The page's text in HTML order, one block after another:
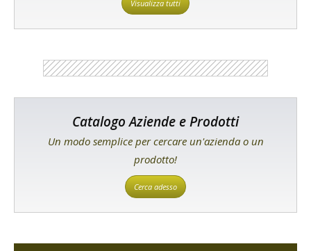
Visualizza tutti
Catalogo Aziende e Prodotti
Un modo semplice per cercare un'azienda o un
prodotto!
Cerca adesso